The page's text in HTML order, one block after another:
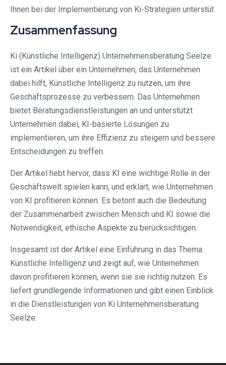
Ihnen bei der Implementierung von Ki-Strategien unterstüt
Zusammenfassung
Ki (Künstliche Intelligenz) Unternehmensberatung Seelze
ist ein Artikel über ein Unternehmen, das Unternehmen
dabei hilft, Künstliche Intelligenz zu nutzen, um ihre
Geschäftsprozesse zu verbessern. Das Unternehmen
bietet Beratungsdienstleistungen an und unterstützt
Unternehmen dabei, KI-basierte Lösungen zu
implementieren, um ihre Effizienz zu steigern und bessere
Entscheidungen zu treffen.
Der Artikel hebt hervor, dass KI eine wichtige Rolle in der
Geschäftswelt spielen kann, und erklärt, wie Unternehmen
von KI profitieren können. Es betont auch die Bedeutung
der Zusammenarbeit zwischen Mensch und KI sowie die
Notwendigkeit, ethische Aspekte zu berücksichtigen.
Insgesamt ist der Artikel eine Einführung in das Thema
Künstliche Intelligenz und zeigt auf, wie Unternehmen
davon profitieren können, wenn sie sie richtig nutzen. Es
liefert grundlegende Informationen und gibt einen Einblick
in die Dienstleistungen von Ki Unternehmensberatung
Seelze.